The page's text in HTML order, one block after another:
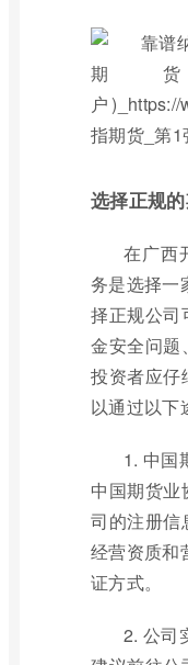
选择正规
在广西
务是选择一
择正规公司
金安全问题
投资者应仔
以通过以下
1. 中国
中国期货
司的注册信
经营资质和
证方式。
2. 公司